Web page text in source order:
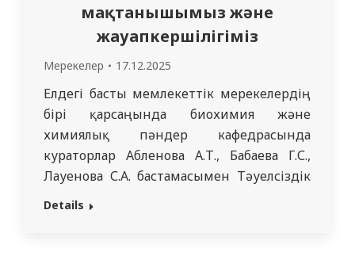
мақтанышымыз және
жауапкершілігіміз
Мерекелер 17.12.2025
Елдегі басты мемлекеттік мерекелердің
бірі қарсаңында биохимия және
химиялық пәндер кафедрасында
кураторлар Абленова А.Т., Бабаева Г.С.,
Лауенова С.А. бастамасымен Тәуелсіздік
күнінің тарихи маңызына арналған
Details